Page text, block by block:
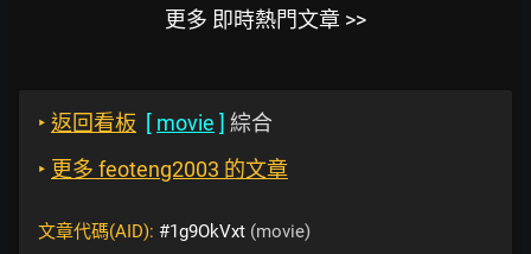
更多 即時熱門文章 >>
‣ 返回看板 [ movie ] 綜合
‣ 更多 feoteng2003 的文章
文章代碼(AID): #1g9OkVxt (movie)